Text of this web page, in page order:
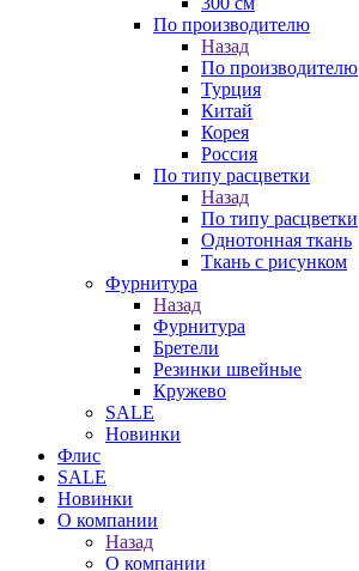
По производителю
Назад
По производителю
Турция
Китай
Корея
Россия
По типу расцветки
Назад
По типу расцветки
Однотонная ткань
Ткань с рисунком
Фурнитура
Назад
Фурнитура
Бретели
Резинки швейные
Кружево
SALE
Новинки
Флис
SALE
Новинки
О компании
Назад
О компании